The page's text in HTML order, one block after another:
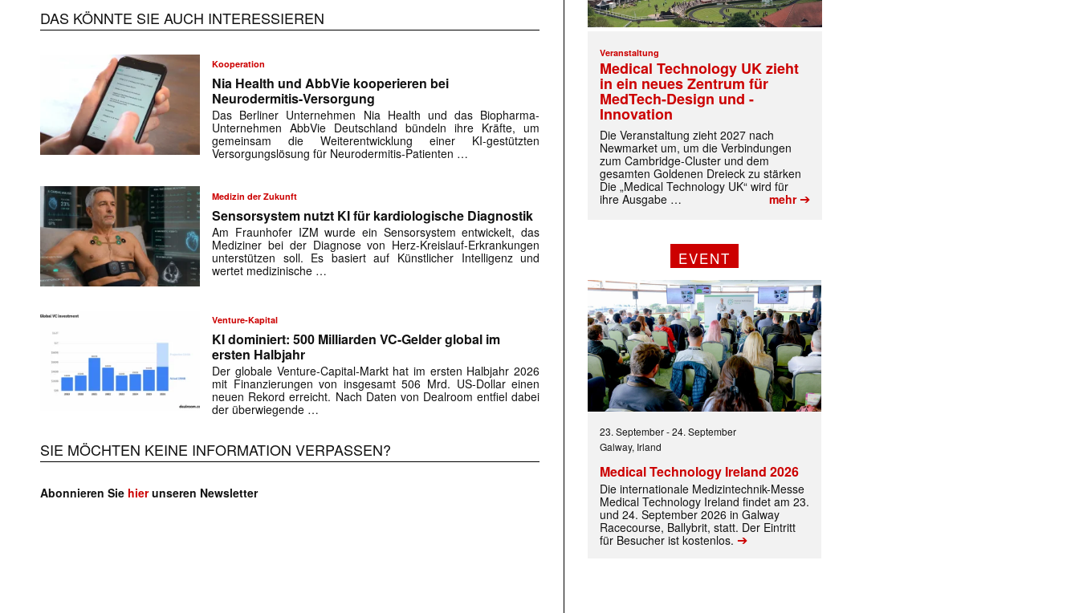
Mit dem |transkript-Newsletter jede Woche aktuell informiert.
DAS KÖNNTE SIE AUCH INTERESSIEREN
Kooperation
Nia Health und AbbVie kooperieren bei
Neurodermitis-Versorgung
Das Berliner Unternehmen Nia Health und das Biopharma-
Unternehmen AbbVie Deutschland bündeln ihre Kräfte, um
gemeinsam die Weiterentwicklung einer KI-gestützten
Versorgungslösung für Neurodermitis-Patienten …
Medizin der Zukunft
Sensorsystem nutzt KI für kardiologische Diagnostik
Am Fraunhofer IZM wurde ein Sensorsystem entwickelt, das
Mediziner bei der Diagnose von Herz-Kreislauf-Erkrankungen
unterstützen soll. Es basiert auf Künstlicher Intelligenz und
wertet medizinische …
Venture-Kapital
KI dominiert: 500 Milliarden VC-Gelder global im
ersten Halbjahr
Der globale Venture-Capital-Markt hat im ersten Halbjahr 2026
mit Finanzierungen von insgesamt 506 Mrd. US-Dollar einen
neuen Rekord erreicht. Nach Daten von Dealroom entfiel dabei
der überwiegende …
SIE MÖCHTEN KEINE INFORMATION VERPASSEN?
Abonnieren Sie hierunseren Newsletter
Veranstaltung
Medical Technology UK zieht
in ein neues Zentrum für
MedTech-Design und -
Innovation
Die Veranstaltung zieht 2027 nach
Newmarket um, um die Verbindungen
zum Cambridge-Cluster und dem
gesamten Goldenen Dreieck zu stärken
Die „Medical Technology UK“ wird für
ihre Ausgabe …
mehr➔
EVENT
23. September-24. September
Galway, Irland
Medical Technology Ireland 2026
Die internationale Medizintechnik-Messe
Medical Technology Ireland findet am 23.
und 24. September 2026 in Galway
Racecourse, Ballybrit, statt. Der Eintritt
für Besucher ist kostenlos. ➔